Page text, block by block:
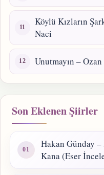
Köylü Kızların
Naci
Unutmayın –
Son Eklenen Şiirler
Hakan Günday
Kana (Eser